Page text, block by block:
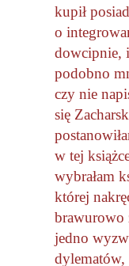
kupił
o
dowcipnie,
podobno
czy nie
się
w tej
wybrałam
której
brawurowo
jedno